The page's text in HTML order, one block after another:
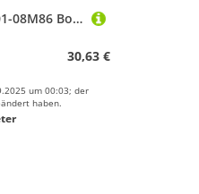
AnRMeT Teile 90101-08M86 Bolzen for YA Außenbordmotor 2T 25HP 40HP 50HP F25 F40 F50
30,63 €
um 00:03; der
haben.